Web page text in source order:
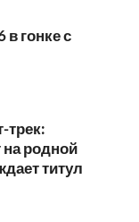
гонке с
трек:
родной
титул